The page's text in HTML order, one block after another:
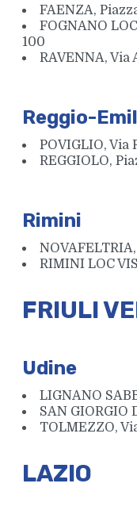
FAENZA,
FOGNANO
100
RAVENNA, Via
Reggio-
POVIGLIO, Via
REGGIOLO,
Rimini
RIMINI LOC
FRIULI
Udine
LIGNANO
SAN GIORGIO
TOLMEZZO,
LAZIO